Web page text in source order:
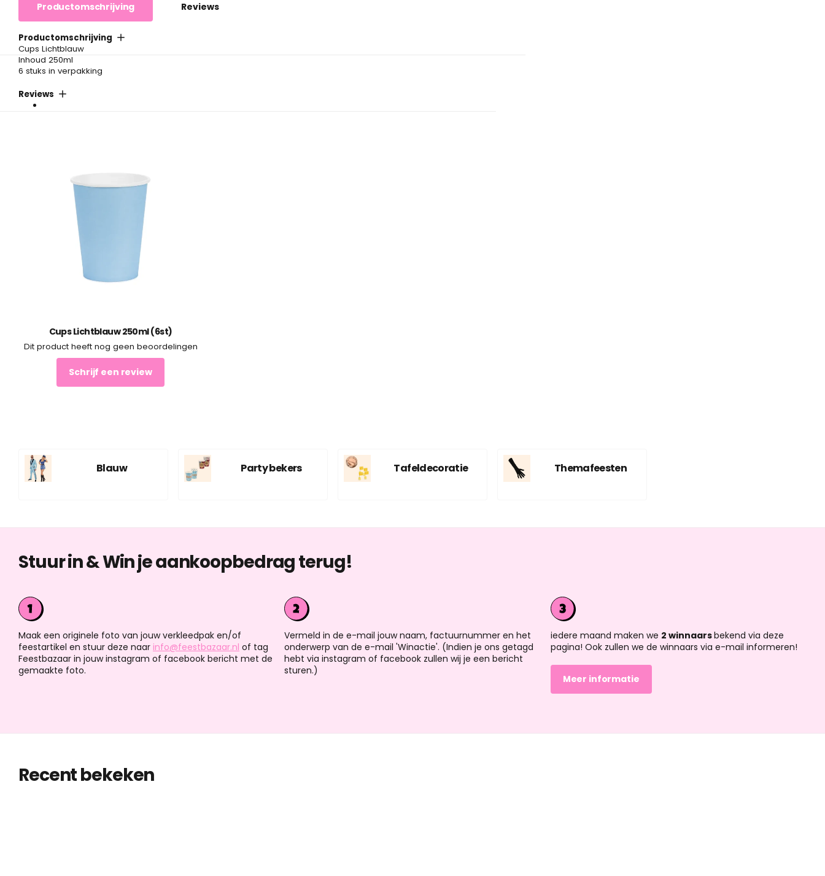
Productomschrijving Reviews
Productomschrijving
Cups Lichtblauw
Inhoud 250ml
6 stuks in verpakking
Reviews
Cups Lichtblauw 250ml (6st)
Dit product heeft nog geen beoordelingen
Schrijf een review
Blauw Party bekers Tafeldecoratie Themafeesten
Stuur in & Win je aankoopbedrag terug!
Maak een originele foto van jouw verkleedpak en/of
feestartikel en stuur deze naar info@feestbazaar.nl of tag
Feestbazaar in jouw instagram of facebook bericht met de
gemaakte foto.
Vermeld in de e-mail jouw naam, factuurnummer en het
onderwerp van de e-mail 'Winactie'. (Indien je ons getagd
hebt via instagram of facebook zullen wij je een bericht
sturen.)
iedere maand maken we 2 winnaarsbekend via deze
pagina! Ook zullen we de winnaars via e-mail informeren!
Meer informatie
Recent bekeken